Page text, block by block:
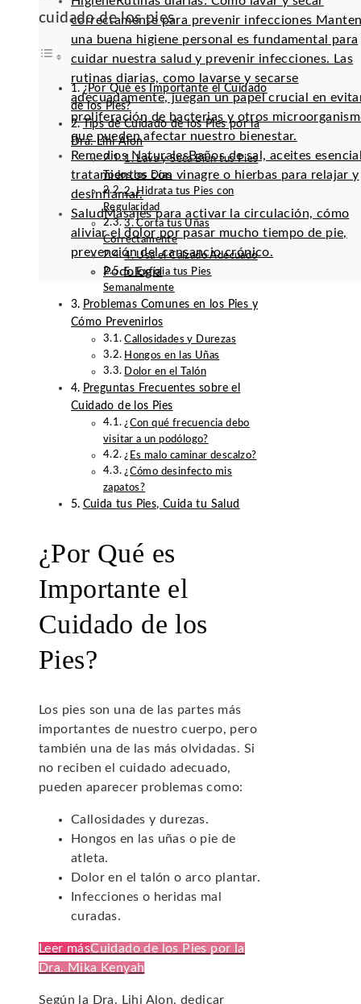
correctamente para prevenir infecciones
una buena higiene personal es fundamental para
cuidar nuestra salud y prevenir infecciones. Las
rutinas diarias, como lavarse y secarse
adecuadamente, juegan un papel crucial en
proliferación de bacterias y otros
que pueden afectar nuestro bienestar.
Remedios NaturalesBaños de sal, aceites
tratamientos con vinagre o hierbas para relajar y
desinflamar.
SaludMasajes para activar la circulación, cómo
aliviar el dolor por pasar mucho tiempo de pie,
prevención del cansancio crónico.
Podología
cuidado de los pies
¿Por Qué es Importante el Cuidado
de los Pies?
Tips de Cuidado de los Pies por la
Dra. Lihi Alon
1. Lava y Seca Bien tus Pies
Todos los Días
2. Hidrata tus Pies con
Regularidad
3. Corta tus Uñas
Correctamente
4. Usa el Calzado Adecuado
5. Exfolia tus Pies
Semanalmente
Problemas Comunes en los Pies y
Cómo Prevenirlos
Callosidades y Durezas
Hongos en las Uñas
Dolor en el Talón
Preguntas Frecuentes sobre el
Cuidado de los Pies
¿Con qué frecuencia debo
visitar a un podólogo?
¿Es malo caminar descalzo?
¿Cómo desinfecto mis
zapatos?
Cuida tus Pies, Cuida tu Salud
¿Por Qué es
Importante el
Cuidado de los
Pies?
Los pies son una de las partes más
importantes de nuestro cuerpo, pero
también una de las más olvidadas. Si
no reciben el cuidado adecuado,
pueden aparecer problemas como:
Callosidades y durezas.
Hongos en las uñas o pie de
atleta.
Dolor en el talón o arco plantar.
Infecciones o heridas mal
curadas.
Leer másCuidado de los Pies por la
Dra. Mika Kenyah
Según la Dra. Lihi Alon, dedicar